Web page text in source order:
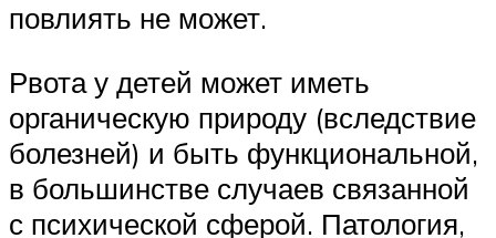
повлиять не может.
Рвота у детей может иметь
органическую природу (вследствие
болезней) и быть функциональной,
в большинстве случаев связанной
с психической сферой. Патология,